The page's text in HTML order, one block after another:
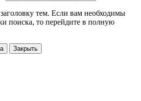
тем. Если вам необходимы
поиска, то перейдите в полную
Закрыть